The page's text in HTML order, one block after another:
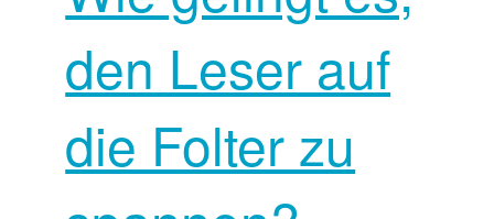
den Leser auf
die Folter zu